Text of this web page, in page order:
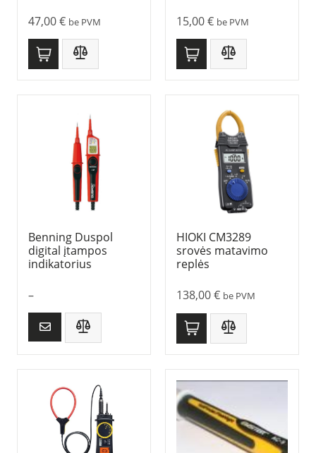
47,00€ be PVM 15,00€ be PVM
Benning Duspol
digital įtampos
indikatorius
–
HIOKI CM3289
srovės matavimo
replės
138,00€ be PVM